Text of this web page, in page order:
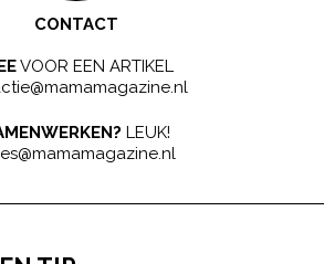
CONTACT
VOOR EEN ARTIKEL
LEUK!